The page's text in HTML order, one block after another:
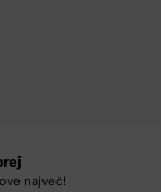
največ!